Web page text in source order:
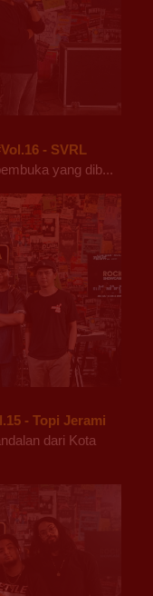
- SVRL
yang dib...
- Topi Jerami
dari Kota